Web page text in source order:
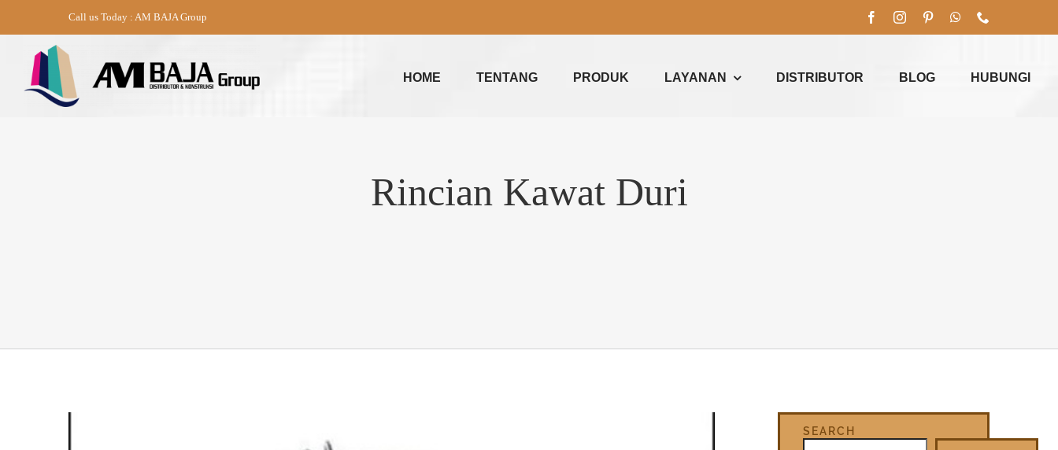
Call us Today : AM BAJA Group
HOME TENTANG PRODUK LAYANAN DISTRIBUTOR BLOG HUBUNGI
Rincian Kawat Duri
SEARCH